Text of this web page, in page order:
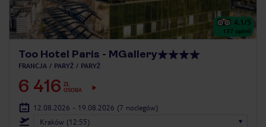
4.1/5
137 opinii
Too Hotel Paris - MGallery
FRANCJA PARYŻ PARYŻ
6 416 ZŁ
OSOBA
12.08.2026 - 19.08.2026 (7 noclegów)
Kraków (12:55)